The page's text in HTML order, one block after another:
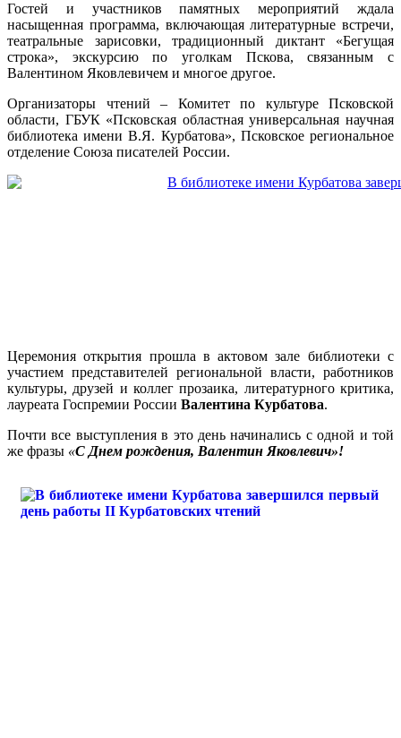
Гостей и участников памятных мероприятий ждала
насыщенная программа, включающая литературные встречи,
театральные зарисовки, традиционный диктант «Бегущая
строка», экскурсию по уголкам Пскова, связанным с
Валентином Яковлевичем и многое другое.
Организаторы чтений – Комитет по культуре Псковской
области, ГБУК «Псковская областная универсальная научная
библиотека имени В.Я. Курбатова», Псковское региональное
отделение Союза писателей России.
Церемония открытия прошла в актовом зале библиотеки с
участием представителей региональной власти, работников
культуры, друзей и коллег прозаика, литературного критика,
лауреата Госпремии России Валентина Курбатова.
Почти все выступления в это день начинались с одной и той
же фразы «С Днем рождения, Валентин Яковлевич»!